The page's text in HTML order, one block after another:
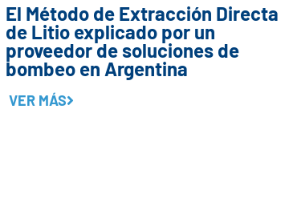
El Método de Extracción Directa
de Litio explicado por un
proveedor de soluciones de
bombeo en Argentina
VER MÁS